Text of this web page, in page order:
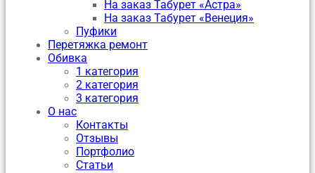
На заказ Табурет «Астра»
На заказ Табурет «Венеция»
Пуфики
Перетяжка ремонт
Обивка
1 категория
2 категория
3 категория
О нас
Контакты
Отзывы
Портфолио
Статьи